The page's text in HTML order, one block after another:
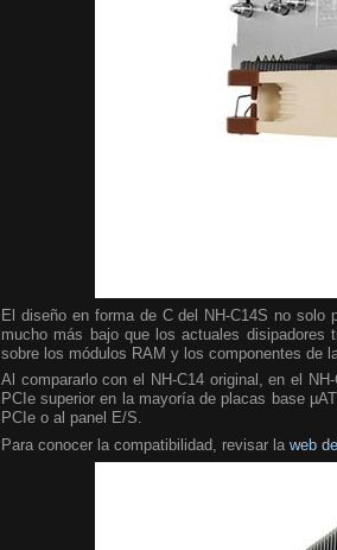
El diseño en forma de C del NH-C14S no solo
mucho más bajo que los actuales
sobre los módulos RAM y los componentes de
Al compararlo con el NH-C14 original, en el
PCIe superior en la mayoría de placas base
PCIe o al panel E/S.
Para conocer la compatibilidad, revisar la web